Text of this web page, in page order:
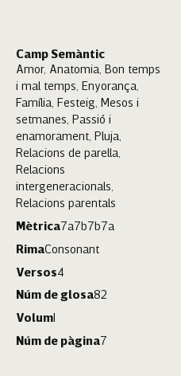
Camp Semàntic
Amor, Anatomia, Bon temps
i mal temps, Enyorança,
Família, Festeig, Mesos i
setmanes, Passió i
enamorament, Pluja,
Relacions de parella,
Relacions
intergeneracionals,
Relacions parentals
Mètrica7a7b7b7a
RimaConsonant
Versos4
Núm de glosa82
VolumI
Núm de pàgina7